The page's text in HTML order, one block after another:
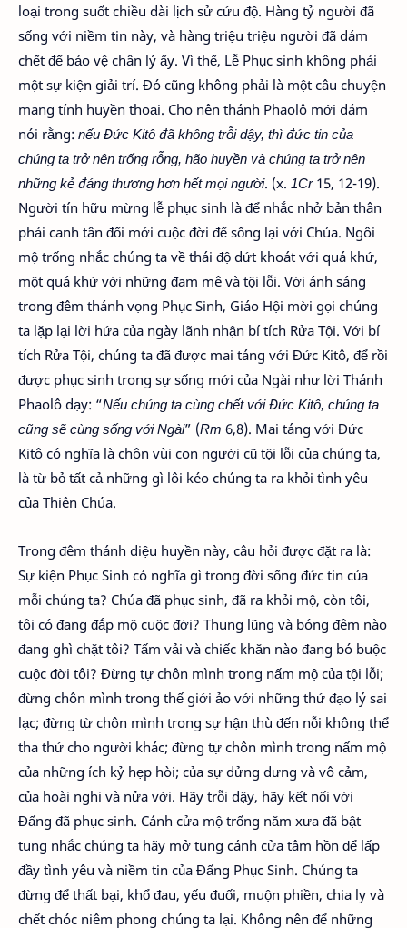
loại trong suốt chiều dài lịch sử cứu độ. Hàng tỷ người đã
sống với niềm tin này, và hàng triệu triệu người đã dám
chết để bảo vệ chân lý ấy. Vì thế, Lễ Phục sinh không phải
một sự kiện giải trí. Đó cũng không phải là một câu chuyện
mang tính huyền thoại. Cho nên thánh Phaolô mới dám
nói rằng: nếu Đức Kitô đã không trỗi dậy, thì đức tin của
chúng ta trở nên trống rỗng, hão huyền và chúng ta trở nên
những kẻ đáng thương hơn hết mọi người. (x. 1Cr15, 12-19).
Người tín hữu mừng lễ phục sinh là để nhắc nhở bản thân
phải canh tân đổi mới cuộc đời để sống lại với Chúa. Ngôi
mộ trống nhắc chúng ta về thái độ dứt khoát với quá khứ,
một quá khứ với những đam mê và tội lỗi. Với ánh sáng
trong đêm thánh vọng Phục Sinh, Giáo Hội mời gọi chúng
ta lặp lại lời hứa của ngày lãnh nhận bí tích Rửa Tội. Với bí
tích Rửa Tội, chúng ta đã được mai táng với Đức Kitô, để rồi
được phục sinh trong sự sống mới của Ngài như lời Thánh
Phaolô dạy: “Nếu chúng ta cùng chết với Đức Kitô, chúng ta
cũng sẽ cùng sống với Ngài” (Rm 6,8). Mai táng với Đức
Kitô có nghĩa là chôn vùi con người cũ tội lỗi của chúng ta,
là từ bỏ tất cả những gì lôi kéo chúng ta ra khỏi tình yêu
của Thiên Chúa.
Trong đêm thánh diệu huyền này, câu hỏi được đặt ra là:
Sự kiện Phục Sinh có nghĩa gì trong đời sống đức tin của
mỗi chúng ta? Chúa đã phục sinh, đã ra khỏi mộ, còn tôi,
tôi có đang đắp mộ cuộc đời? Thung lũng và bóng đêm nào
đang ghì chặt tôi? Tấm vải và chiếc khăn nào đang bó buộc
cuộc đời tôi? Đừng tự chôn mình trong nấm mộ của tội lỗi;
đừng chôn mình trong thế giới ảo với những thứ đạo lý sai
lạc; đừng từ chôn mình trong sự hận thù đến nỗi không thể
tha thứ cho người khác; đừng tự chôn mình trong nấm mộ
của những ích kỷ hẹp hòi; của sự dửng dưng và vô cảm,
của hoài nghi và nửa vời. Hãy trỗi dậy, hãy kết nối với
Đấng đã phục sinh. Cánh cửa mộ trống năm xưa đã bật
tung nhắc chúng ta hãy mở tung cánh cửa tâm hồn để lấp
đầy tình yêu và niềm tin của Đấng Phục Sinh. Chúng ta
đừng để thất bại, khổ đau, yếu đuối, muộn phiền, chia ly và
chết chóc niêm phong chúng ta lại. Không nên để những